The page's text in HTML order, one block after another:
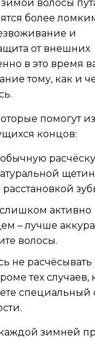
волосы
более
и
от внешних
в это время
тому, как и
помогут
концов:
активно
– лучше
волосы.
не
тех случаев,
специальный
каждой зимней